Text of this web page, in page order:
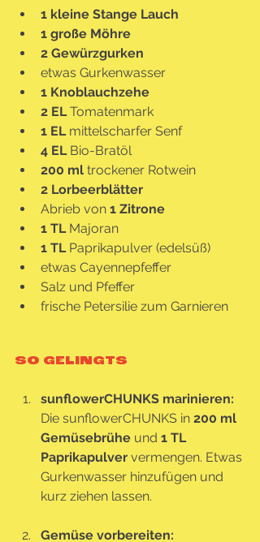
1 kleine Stange Lauch
1 große Möhre
2 Gewürzgurken
etwas Gurkenwasser
1 Knoblauchzehe
2 EL Tomatenmark
1 EL mittelscharfer Senf
4 EL Bio-Bratöl
200 ml trockener Rotwein
2 Lorbeerblätter
Abrieb von 1 Zitrone
1 TL Majoran
1 TL Paprikapulver (edelsüß)
etwas Cayennepfeffer
Salz und Pfeffer
frische Petersilie zum Garnieren
SO GELINGTS
sunflowerCHUNKS marinieren:
Die sunflowerCHUNKS in 200 ml
Gemüsebrühe und 1 TL
Paprikapulver vermengen. Etwas
Gurkenwasser hinzufügen und
kurz ziehen lassen.
Gemüse vorbereiten: